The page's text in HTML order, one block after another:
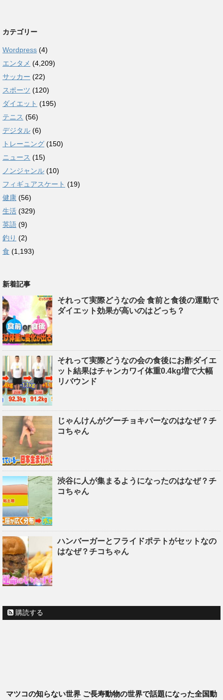
カテゴリー
Wordpress (4)
エンタメ (4,209)
サッカー (22)
スポーツ (120)
ダイエット (195)
テニス (56)
デジタル (6)
トレーニング (150)
ニュース (15)
ノンジャンル (10)
フィギュアスケート (19)
健康 (56)
生活 (329)
英語 (9)
釣り (2)
食 (1,193)
新着記事
それって実際どうなの会 食前と食後の運動で
ダイエット効果が高いのはどっち？
それって実際どうなの会の食後にお酢ダイエ
ット結果はチャンカワイ体重0.4kg増で大幅
リバウンド
じゃんけんがグーチョキパーなのはなぜ？チ
コちゃん
渋谷に人が集まるようになったのはなぜ？チ
コちゃん
ハンバーガーとフライドポテトがセットなの
はなぜ？チコちゃん
購読する
マツコの知らない世界 ご長寿動物の世界で話題になった全国動